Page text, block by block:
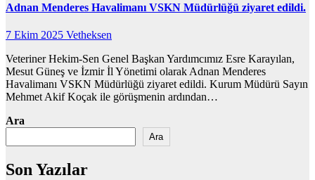
Adnan Menderes Havalimanı VSKN Müdürlüğü ziyaret edildi.
7 Ekim 2025 Vetheksen
Veteriner Hekim-Sen Genel Başkan Yardımcımız Esre Karayılan,
Mesut Güneş ve İzmir İl Yönetimi olarak Adnan Menderes
Havalimanı VSKN Müdürlüğü ziyaret edildi. Kurum Müdürü Sayın
Mehmet Akif Koçak ile görüşmenin ardından…
Ara
Ara
Son Yazılar